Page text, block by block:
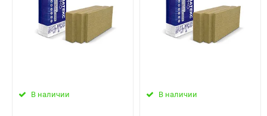
В наличии В наличии